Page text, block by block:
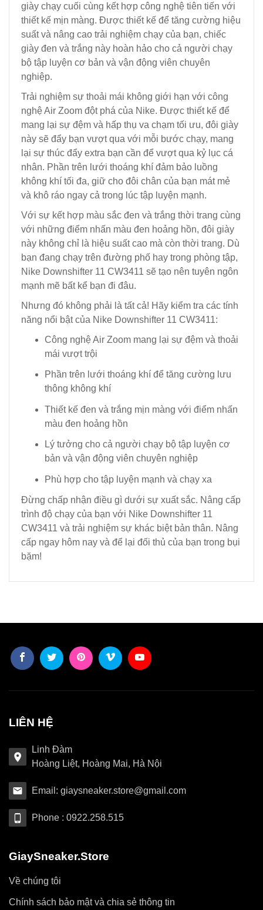
giày chạy cuối cùng kết hợp công nghệ tiên tiến với
thiết kế mịn màng. Được thiết kế để tăng cường hiệu
suất và nâng cao trải nghiệm chạy của bạn, chiếc
giày đen và trắng này hoàn hảo cho cả người chạy
bộ tập luyện cơ bản và vận động viên chuyên
nghiệp.
Trải nghiệm sự thoải mái không giới hạn với công
nghệ Air Zoom đột phá của Nike. Được thiết kế để
mang lại sự đệm và hấp thụ va chạm tối ưu, đôi giày
này sẽ đẩy bạn vượt qua với mỗi bước chạy, mang
lại sự thúc đẩy extra bạn cần để vượt qua kỷ lục cá
nhân. Phần trên lưới thoáng khí đảm bảo luồng
không khí tối đa, giữ cho đôi chân của bạn mát mẻ
và khô ráo ngay cả trong lúc tập luyện mạnh.
Với sự kết hợp màu sắc đen và trắng thời trang cùng
với những điểm nhấn màu đen hoảng hồn, đôi giày
này không chỉ là hiệu suất cao mà còn thời trang. Dù
bạn đang chạy trên đường phố hay trong phòng tập,
Nike Downshifter 11 CW3411 sẽ tạo nên tuyên ngôn
mạnh mẽ bất kể bạn đi đâu.
Nhưng đó không phải là tất cả! Hãy kiểm tra các tính
năng nổi bật của Nike Downshifter 11 CW3411:
Công nghệ Air Zoom mang lại sự đệm và thoải
mái vượt trội
Phần trên lưới thoáng khí để tăng cường lưu
thông không khí
Thiết kế đen và trắng mịn màng với điểm nhấn
màu đen hoảng hồn
Lý tưởng cho cả người chạy bộ tập luyện cơ
bản và vận động viên chuyên nghiệp
Phù hợp cho tập luyện mạnh và chạy xa
Đừng chấp nhận điều gì dưới sự xuất sắc. Nâng cấp
trình độ chạy của bạn với Nike Downshifter 11
CW3411 và trải nghiệm sự khác biệt bản thân. Nâng
cấp ngay hôm nay và để lại đối thủ của bạn trong bụi
bặm!
LIÊN HỆ
Linh Đàm
Hoàng Liệt, Hoàng Mai, Hà Nội
Email: giaysneaker.store@gmail.com
Phone : 0922.258.515
GiaySneaker.Store
Về chúng tôi
Chính sách bảo mật và chia sẻ thông tin